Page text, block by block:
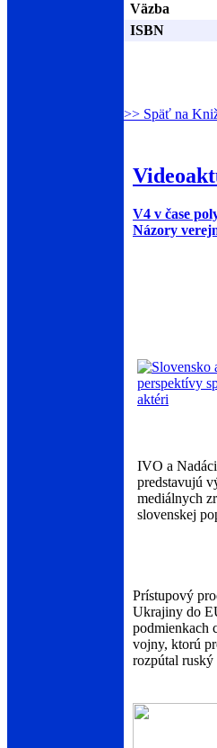
Väzba
ISBN
>> Späť na
V4 v čase
Názory
IVO a
predstavujú
mediálnych
slovenskej
Prístupový
Ukrajiny do
podmienkach
vojny, ktorú
rozpútal ruský